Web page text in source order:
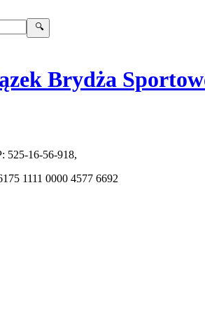
Brydża
525-16-56-918,
1111 0000 4577 6692